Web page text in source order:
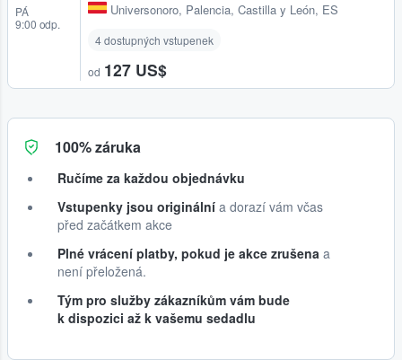
PÁ
9:00 odp.
Universonoro, Palencia, Castilla y León, ES
4 dostupných vstupenek
od 127 US$
100% záruka
Ručíme za každou objednávku
Vstupenky jsou originální a dorazí vám včas
před začátkem akce
Plné vrácení platby, pokud je akce zrušena a
není přeložená.
Tým pro služby zákazníkům vám bude
k dispozici až k vašemu sedadlu